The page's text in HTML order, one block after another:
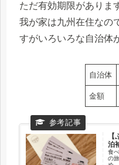
ただ有効期限がありま
我が家は九州在住なの
すがいろいろな自治体
自治体
金額
泊
食
の